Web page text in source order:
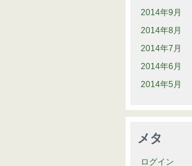
2014年9月
2014年8月
2014年7月
2014年6月
2014年5月
メタ
ログイン